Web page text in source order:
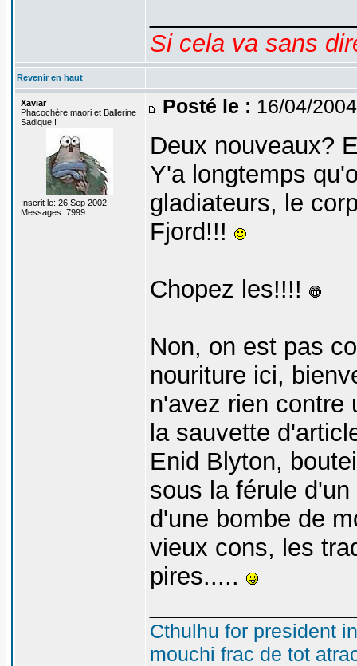
Si cela va sans
Revenir en haut
Xaviar
Phacochère maori et Ballerine
Sadique !
Inscrit le: 26 Sep 2002
Messages: 7999
Posté le : 16/04/
Deux nouveaux?
Y'a longtemps
gladiateurs, le
Fjord!!!
Chopez les!!!!
Non, on est pas
nouriture ici,
n'avez rien contre
la sauvette
Enid Blyton,
sous la férule
d'une bombe de
vieux cons, les
pires.....
Cthulhu for president
mouchi frac de tot